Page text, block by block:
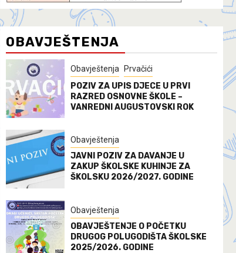
OBAVJEŠTENJA
Obavještenja Prvačići
POZIV ZA UPIS DJECE U PRVI
RAZRED OSNOVNE ŠKOLE –
VANREDNI AUGUSTOVSKI ROK
Obavještenja
JAVNI POZIV ZA DAVANJE U
ZAKUP ŠKOLSKE KUHINJE ZA
ŠKOLSKU 2026/2027. GODINE
Obavještenja
OBAVJEŠTENJE O POČETKU
DRUGOG POLUGODIŠTA ŠKOLSKE
2025/2026. GODINE